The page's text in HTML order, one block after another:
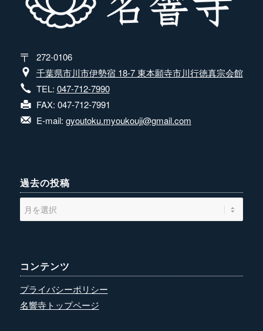
272-0106
千葉県市川市伊勢宿 18-7 東本願寺市川行徳真宗会館
TEL: 047-712-7990
FAX: 047-712-7991
E-mail: gyoutoku.myoukouji@gmail.com
過去の投稿
コンテンツ
プライバシーポリシー
名響寺トップページ